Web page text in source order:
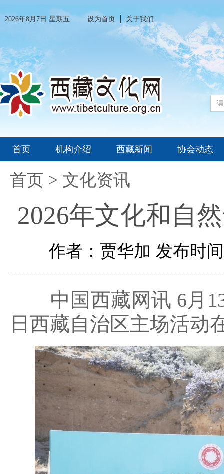
2026年8月7日 星期五 设为首页 关于我们
首页 机构介绍 西藏新闻 协会动态
首页 > 文化资讯
2026年文化和自
作者：贾华加 发布时
中国西藏网讯 6月
日西藏自治区主场活动